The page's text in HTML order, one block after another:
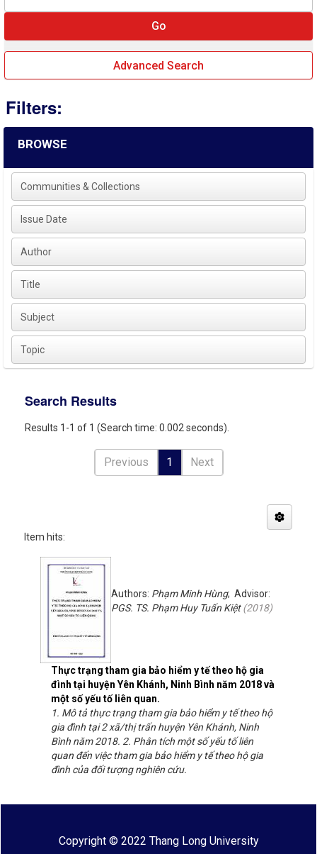
Advanced Search
Filters:
BROWSE
Communities & Collections
Issue Date
Author
Title
Subject
Topic
Search Results
Results 1-1 of 1 (Search time: 0.002 seconds).
Previous 1 Next
Item hits:
Thực trạng tham gia bảo hiểm y tế theo hộ gia
đình tại huyện Yên Khánh, Ninh Bình năm 2018 và
một số yếu tố liên quan.
Authors: Phạm Minh Hùng; Advisor:
PGS. TS. Phạm Huy Tuấn Kiệt(2018)
1. Mô tả thực trạng tham gia bảo hiểm y tế theo hộ
gia đình tại 2 xã/thị trấn huyện Yên Khánh, Ninh
Bình năm 2018. 2. Phân tích một số yếu tố liên
quan đến việc tham gia bảo hiểm y tế theo hộ gia
đình của đối tượng nghiên cứu.
Copyright © 2022 Thang Long University